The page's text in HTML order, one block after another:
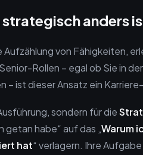
anders
von Fähigkeiten,
Rollen – egal ob Sie in
ist dieser Ansatz ein
sondern für die
getan habe“ auf das „Warum
hat“ verlagern. Ihre